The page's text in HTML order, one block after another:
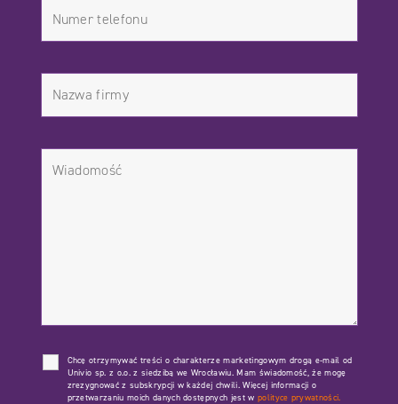
Chcę otrzymywać treści o charakterze marketingowym drogą e-mail od
Univio sp. z o.o. z siedzibą we Wrocławiu. Mam świadomość, że mogę
zrezygnować z subskrypcji w każdej chwili. Więcej informacji o
przetwarzaniu moich danych dostępnych jest w polityce prywatności.